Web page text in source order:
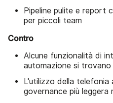
Pipeline pulite e report
per piccoli team
Contro
Alcune funzionalità di
automazione si trovano
L'utilizzo della telefonia
governance più leggera